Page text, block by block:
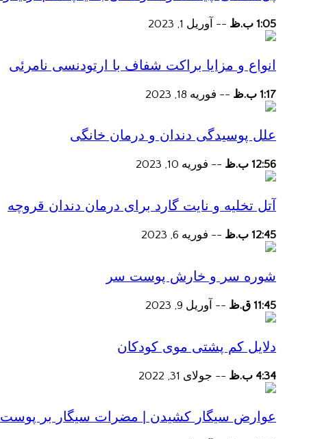
1:05 ب.ظ -- آوریل 1, 2023
انواع و مزایا براکت شفاف با ارتودنسی نامرئی
1:17 ب.ظ -- فوریه 18, 2023
علل پوسیدگی دندان و درمان خانگی
12:56 ب.ظ -- فوریه 10, 2023
آتل تخلیه و نایت گارد برای درمان دندان قروچه
12:45 ب.ظ -- فوریه 6, 2023
شوره سر و خارش پوست سر
11:45 ق.ظ -- آوریل 9, 2023
دلایل کم پشتی موی کودکان
4:34 ب.ظ -- جولای 31, 2022
عوارض سیگار کشیدن | مضرات سیگار بر پوست